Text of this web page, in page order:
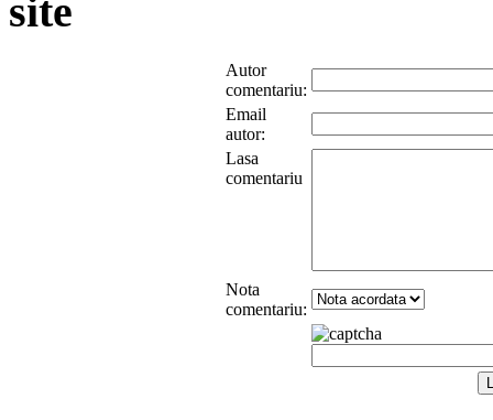
site
Autor
comentariu:
Email
autor:
Lasa
comentariu
Nota
comentariu: